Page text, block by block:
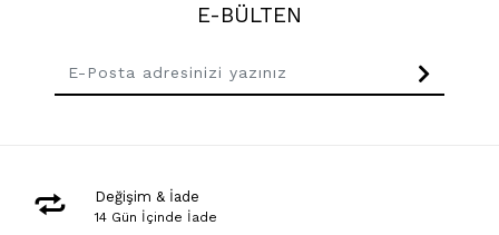
E-BÜLTEN
Değişim & İade
14 Gün İçinde İade